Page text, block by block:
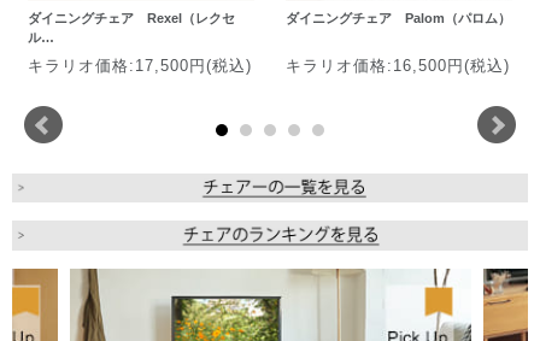
ダイニングチェア Rexel（レクセ
ル…
キラリオ価格:17,500円(税込)
ダイニングチェア Palom（パロム）
キラリオ価格:16,500円(税込)